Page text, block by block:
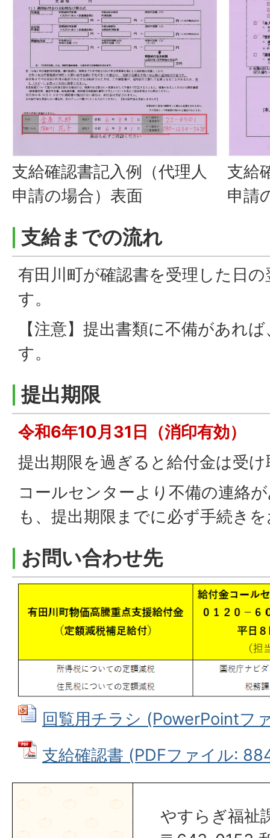
支給確認書記入例（代理人
申請の場合）表面
支給
申請
支給までの流れ
有田川町が確認書を受理した日
す。
【注意】提出書類に不備があれ
す。
提出期限
令和6年10月31日（消印有効）
提出期限を過ぎると給付金は受
コールセンターより不備の連絡
も、提出期限までに必ず手続き
お問い合わせ先
回覧用チラシ (PowerPointフ
支給確認書 (PDFファイル:
やすらぎ福祉